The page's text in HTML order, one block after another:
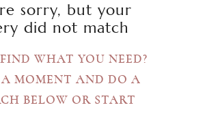
sorry, but your
did not match
WHAT YOU NEED?
MOMENT AND DO A
BELOW OR START